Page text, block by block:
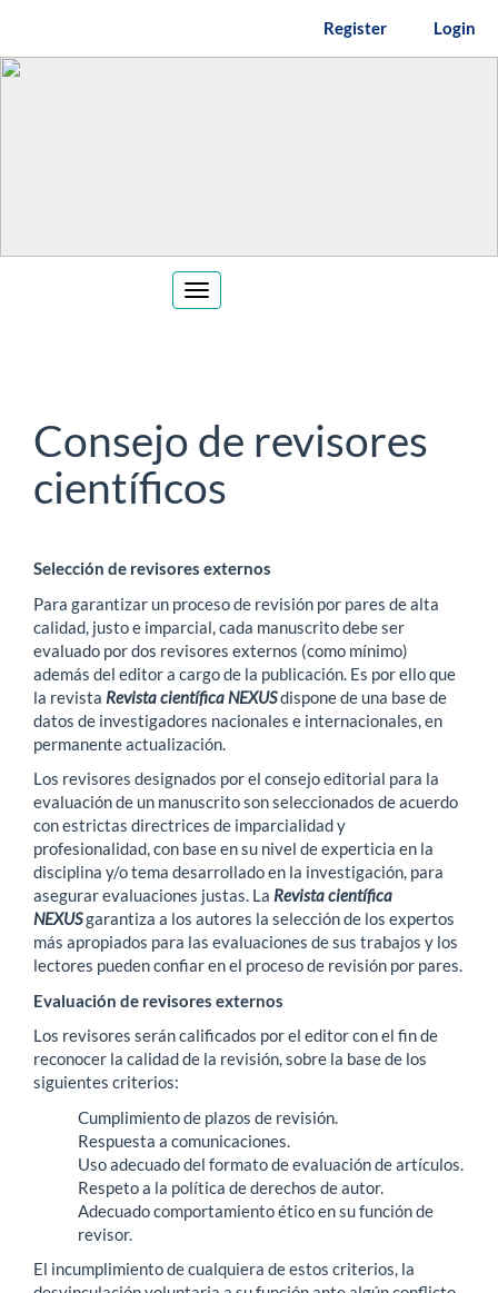
Main
Register Login
Toggle
navigation
Consejo de revisores
científicos
Selección de revisores externos
Para garantizar un proceso de revisión por pares de alta
calidad, justo e imparcial, cada manuscrito debe ser
evaluado por dos revisores externos (como mínimo)
además del editor a cargo de la publicación. Es por ello que
la revista Revista científica NEXUSdispone de una base de
datos de investigadores nacionales e internacionales, en
permanente actualización.
Los revisores designados por el consejo editorial para la
evaluación de un manuscrito son seleccionados de acuerdo
con estrictas directrices de imparcialidad y
profesionalidad, con base en su nivel de experticia en la
disciplina y/o tema desarrollado en la investigación, para
asegurar evaluaciones justas. La Revista científica
NEXUSgarantiza a los autores la selección de los expertos
más apropiados para las evaluaciones de sus trabajos y los
lectores pueden confiar en el proceso de revisión por pares.
Evaluación de revisores externos
Los revisores serán calificados por el editor con el fin de
reconocer la calidad de la revisión, sobre la base de los
siguientes criterios:
Cumplimiento de plazos de revisión.
Respuesta a comunicaciones.
Uso adecuado del formato de evaluación de artículos.
Respeto a la política de derechos de autor.
Adecuado comportamiento ético en su función de
revisor.
El incumplimiento de cualquiera de estos criterios, la